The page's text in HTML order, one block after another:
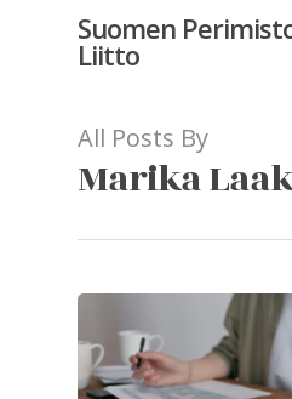
Hit enter to search or ESC
Suomen
Liitto
All Posts By
Marika